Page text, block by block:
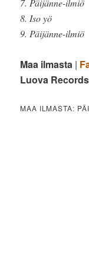
7. Päijänne-ilmiö
8. Iso yö
9. Päijänne-ilmiö
Maa ilmasta |
Luova Records
MAA ILMASTA: